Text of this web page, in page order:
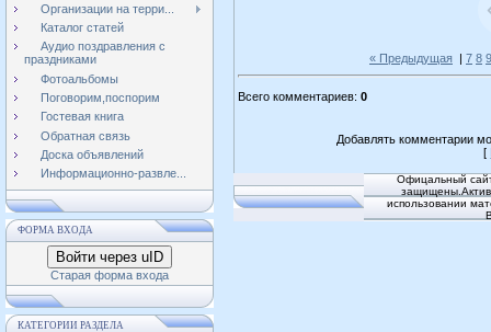
Организации на терри...
Каталог статей
Аудио поздравления с
праздниками
Фотоальбомы
Поговорим,поспорим
Гостевая книга
Обратная связь
Доска объявлений
Информационно-развле...
ФОРМА ВХОДА
Войти через uID
Старая форма входа
КАТЕГОРИИ РАЗДЕЛА
« Предыдущая | 7 8 9
Всего комментариев: 0
Добавлять комментарии
[
Офицальный
использовании